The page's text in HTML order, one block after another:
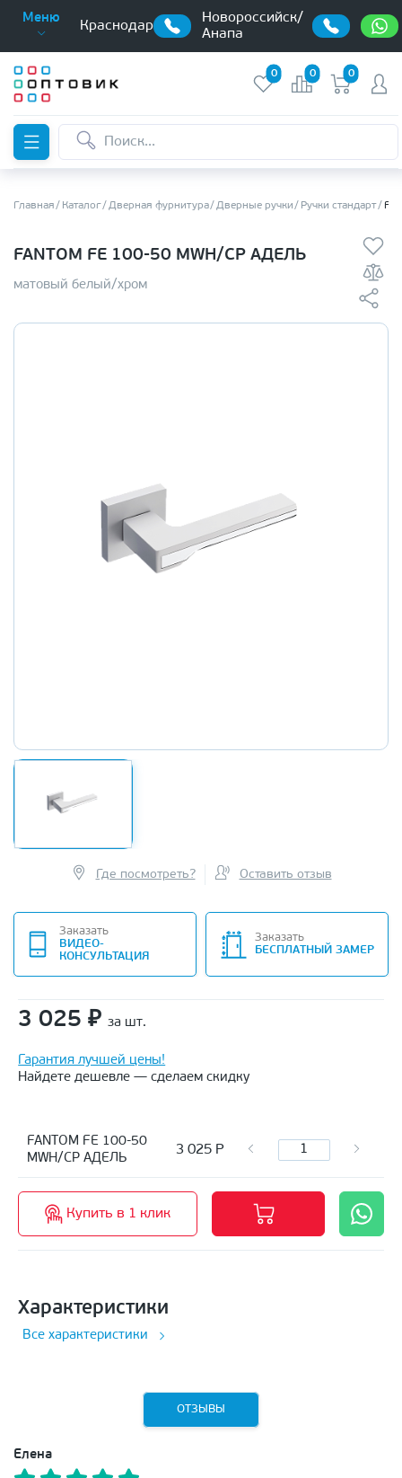
Меню
Краснодар
Новороссийск/
Анапа
0 0 0
Главная Каталог Дверная фурнитура Дверные ручки Ручки стандарт
FANTOM FE 100-50 MWH/CP АДЕЛЬ
матовый белый/хром
Где посмотреть? Оставить отзыв
Заказать
ВИДЕО-
КОНСУЛЬТАЦИЯ
Заказать
БЕСПЛАТНЫЙ ЗАМЕР
3 025 ₽ за шт.
Гарантия лучшей цены!
Найдете дешевле — сделаем скидку
FANTOM FE 100-50
MWH/CP АДЕЛЬ
3 025 Р
Купить в 1 клик
Характеристики
Все характеристики
ОТЗЫВЫ
Елена